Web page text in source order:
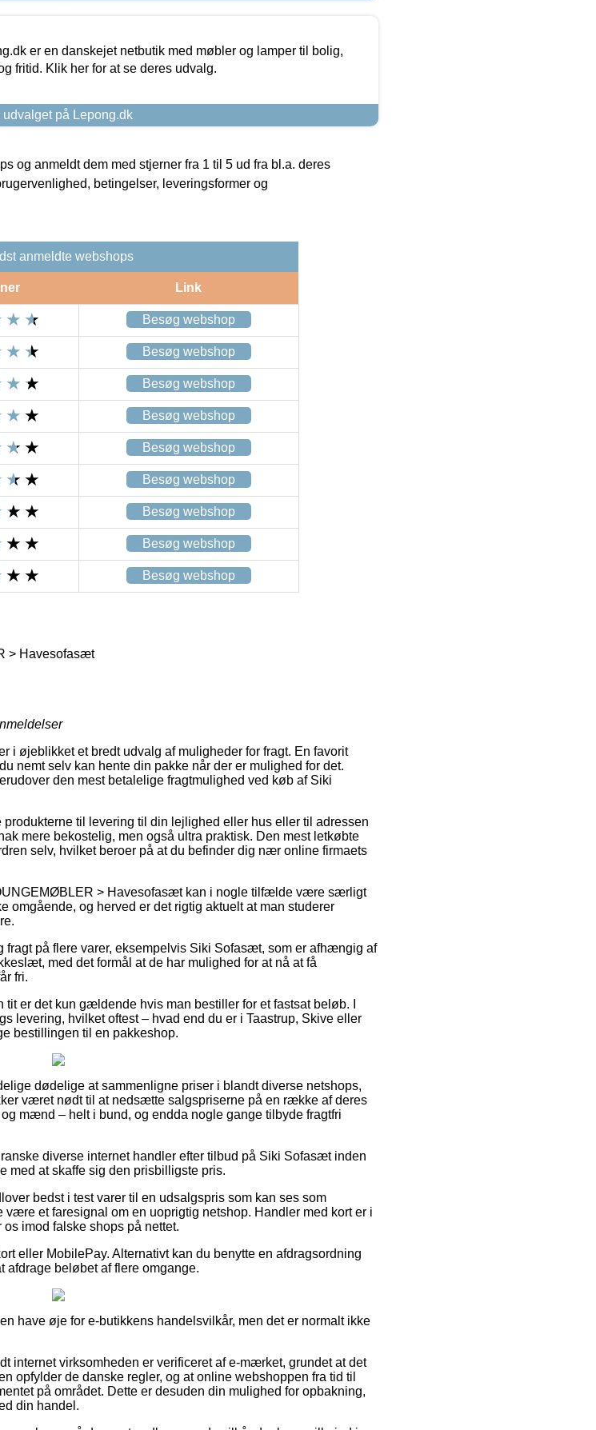
er en danskejet netbutik med møbler og lamper til bolig,
fritid. Klik her for at se deres udvalg.
udvalget på Lepong.dk
og anmeldt dem med stjerner fra 1 til 5 ud fra bl.a. deres
betingelser, leveringsformer og
anmeldte webshops
Link
Besøg webshop
Besøg webshop
Besøg webshop
Besøg webshop
Besøg webshop
Besøg webshop
Besøg webshop
Besøg webshop
Besøg webshop
> Havesofasæt
i øjeblikket et bredt udvalg af muligheder for fragt. En favorit
nemt selv kan hente din pakke når der er mulighed for det.
den mest betalelige fragtmulighed ved køb af Siki
til levering til din lejlighed eller hus eller til adressen
mere bekostelig, men også ultra praktisk. Den mest letkøbte
selv, hvilket beroer på at du befinder dig nær online firmaets
> Havesofasæt kan i nogle tilfælde være særligt
omgående, og herved er det rigtig aktuelt at man studerer
fragt på flere varer, eksempelvis Siki Sofasæt, som er afhængig af
med det formål at de har mulighed for at nå at få
fri.
er det kun gældende hvis man bestiller for et fastsat beløb. I
levering, hvilket oftest – hvad end du er i Taastrup, Skive eller
bestillingen til en pakkeshop.
dødelige at sammenligne priser i blandt diverse netshops,
været nødt til at nedsætte salgspriserne på en række af deres
mænd – helt i bund, og endda nogle gange tilbyde fragtfri
diverse internet handler efter tilbud på Siki Sofasæt inden
med at skaffe sig den prisbilligste pris.
bedst i test varer til en udsalgspris som kan ses som
et faresignal om en uoprigtig netshop. Handler med kort er i
imod falske shops på nettet.
eller MobilePay. Alternativt kan du benytte en afdragsordning
afdrage beløbet af flere omgange.
have øje for e-butikkens handelsvilkår, men det er normalt ikke
internet virksomheden er verificeret af e-mærket, grundet at det
opfylder de danske regler, og at online webshoppen fra tid til
på området. Dette er desuden din mulighed for opbakning,
din handel.